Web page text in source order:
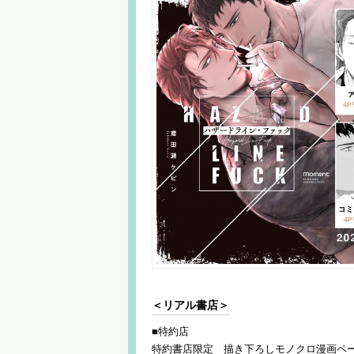
＜リアル書店＞
■特約店
特約書店限定 描き下ろしモノクロ漫画ペ